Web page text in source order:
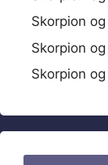
Skorpion
Skorpion
Skorpion